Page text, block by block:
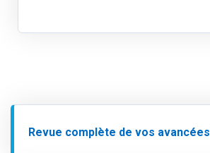
Revue complète de vos avancées